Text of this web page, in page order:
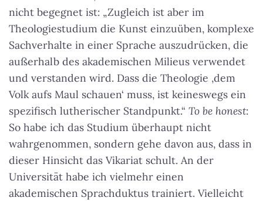
nicht begegnet ist: „Zugleich ist aber im
Theologiestudium die Kunst einzuüben, komplexe
Sachverhalte in einer Sprache auszudrücken, die
außerhalb des akademischen Milieus verwendet
und verstanden wird. Dass die Theologie ‚dem
Volk aufs Maul schauen‘ muss, ist keineswegs ein
spezifisch lutherischer Standpunkt.“ To be honest:
So habe ich das Studium überhaupt nicht
wahrgenommen, sondern gehe davon aus, dass in
dieser Hinsicht das Vikariat schult. An der
Universität habe ich vielmehr einen
akademischen Sprachduktus trainiert. Vielleicht